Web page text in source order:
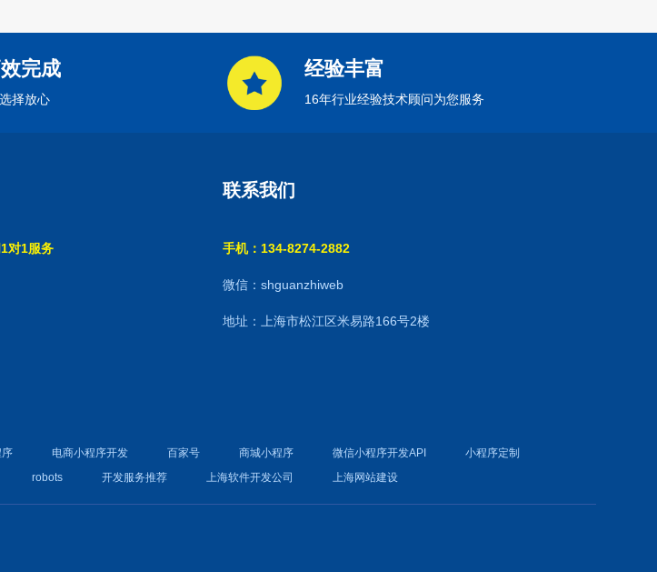
完成
择放心
经验丰富
16年行业经验技术顾问为您服务
对1服务
联系我们
手机：134-8274-2882
微信：shguanzhiweb
地址：上海市松江区米易路166号2楼
电商小程序开发 百家号 商城小程序 微信小程序开发API
小程序定制
robots 开发服务推荐 上海软件开发公司 上海网站建设